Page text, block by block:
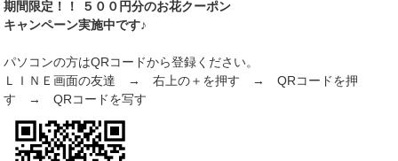
期間限定！！ ５００円分のお花クーポン
キャンペーン実施中です♪
パソコンの方はQRコードから登録ください。
ＬＩＮＥ画面の友達 → 右上の＋を押す → QRコードを押
す → QRコードを写す